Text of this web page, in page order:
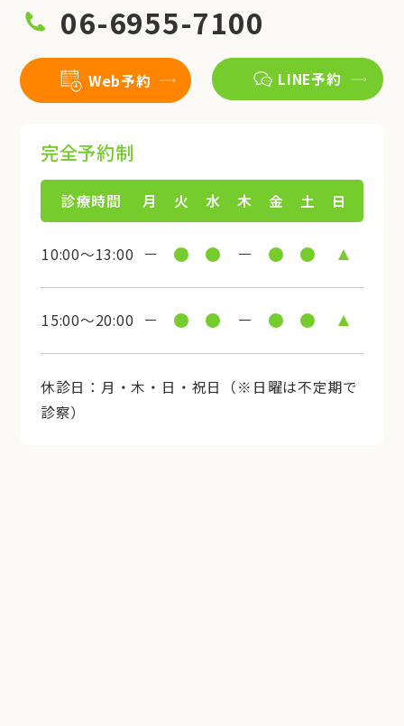
06-6955-7100
Web予約 LINE予約
完全予約制
診療時間 月 火 水 木 金 土 日
10:00～13:00
15:00～20:00
休診日：月・木・日・祝日（※日曜は不定期で
診察）